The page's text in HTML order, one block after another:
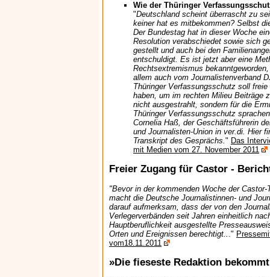
Wie der Thüringer
"Deutschland scheint überrascht zu
keiner hat es mitbekommen? Selbst
Der Bundestag hat in dieser Woche
Resolution verabschiedet sowie sich
gestellt und auch bei den
entschuldigt. Es ist jetzt aber eine
Rechtsextremismus
allem auch vom Journalistenverband
Thüringer Verfassungsschutz soll
haben, um im rechten Milieu Beiträge
nicht ausgestrahlt, sondern für die
Thüringer Verfassungsschutz
Cornelia Haß, der Geschäftsführerin
und Journalisten-Union in ver.di. Hier
Transkript des Gesprächs." Das
mit Medien vom 27. November 2011
Freier Zugang für Castor -
"Bevor in der kommenden Woche der
macht die Deutsche Journalistinnen- und
darauf aufmerksam, dass der von den
Verlegerverbänden seit Jahren einheitlich
Hauptberuflichkeit ausgestellte
Orten und Ereignissen berechtigt.. ."
vom18.11.2011
»Die fieseste Redaktion